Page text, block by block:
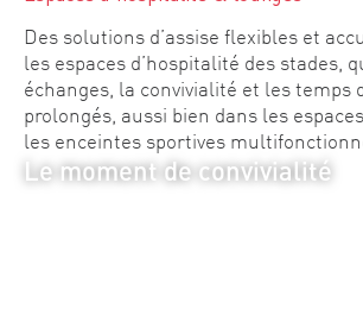
Le moment de convivialité
Des solutions d’assise flexibles et
les espaces d’hospitalité des stades,
échanges, la convivialité et les temps
prolongés, aussi bien dans les
les enceintes sportives